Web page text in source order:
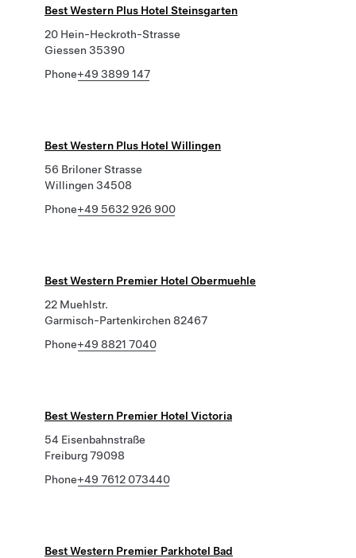
Best Western Plus Hotel Steinsgarten
20 Hein-Heckroth-Strasse
Giessen 35390
Phone+49 3899 147
Best Western Plus Hotel Willingen
56 Briloner Strasse
Willingen 34508
Phone+49 5632 926 900
Best Western Premier Hotel Obermuehle
22 Muehlstr.
Garmisch-Partenkirchen 82467
Phone+49 8821 7040
Best Western Premier Hotel Victoria
54 Eisenbahnstraße
Freiburg 79098
Phone+49 7612 073440
Best Western Premier Parkhotel Bad